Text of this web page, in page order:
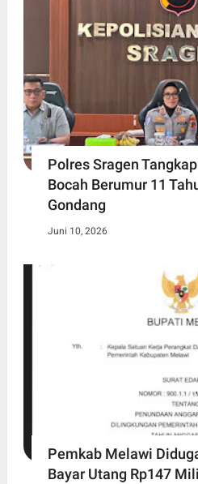
Polres Sragen
Bocah Berumur 11
Gondang
Juni 10, 2026
Pemkab Melawi
Bayar Utang Rp147